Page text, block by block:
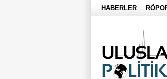
HABERLER